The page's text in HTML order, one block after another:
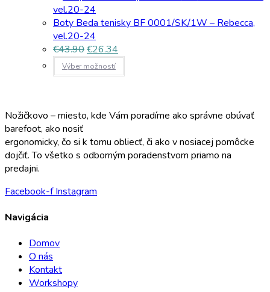
Boty Beda tenisky BF 0001/SK/1W – Rebecca,
vel.20-24
€43.90€26.34
Výber možností
Nožičkovo – miesto, kde Vám poradíme ako správne obúvať
barefoot, ako nosiť
ergonomicky, čo si k tomu obliecť, či ako v nosiacej pomôcke
dojčiť. To všetko s odborným poradenstvom priamo na
predajni.
Facebook-f Instagram
Navigácia
Domov
O nás
Kontakt
Workshopy